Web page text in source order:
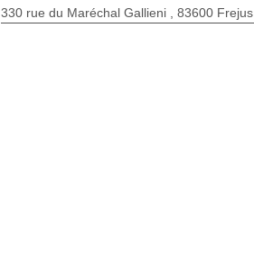
330 rue du Maréchal Gallieni , 83600 Frejus